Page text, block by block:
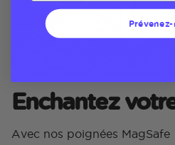
Enchantez
Avec nos poignées MagSafe